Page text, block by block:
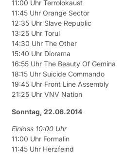
11:00 Uhr Terrolokaust
11:45 Uhr Orange Sector
12:35 Uhr Slave Republic
13:25 Uhr Torul
14:30 Uhr The Other
15:40 Uhr Diorama
16:55 Uhr The Beauty Of Gemina
18:15 Uhr Suicide Commando
19:45 Uhr Front Line Assembly
21:25 Uhr VNV Nation
Sonntag, 22.06.2014
Einlass 10:00 Uhr
11:00 Uhr Formalin
11:45 Uhr Herzfeind